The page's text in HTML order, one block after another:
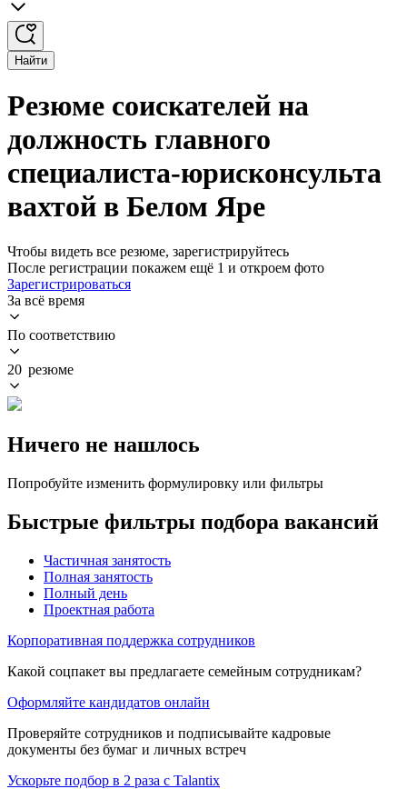
Найти
Резюме соискателей на
должность главного
специалиста-юрисконсульта
вахтой в Белом Яре
Чтобы видеть все резюме, зарегистрируйтесь
После регистрации покажем ещё 1 и откроем фото
Зарегистрироваться
За всё время
По соответствию
20 резюме
Ничего не нашлось
Попробуйте изменить формулировку или фильтры
Быстрые фильтры подбора вакансий
Частичная занятость
Полная занятость
Полный день
Проектная работа
Корпоративная поддержка сотрудников
Какой соцпакет вы предлагаете семейным сотрудникам?
Оформляйте кандидатов онлайн
Проверяйте сотрудников и подписывайте кадровые
документы без бумаг и личных встреч
Ускорьте подбор в 2 раза с Talantix